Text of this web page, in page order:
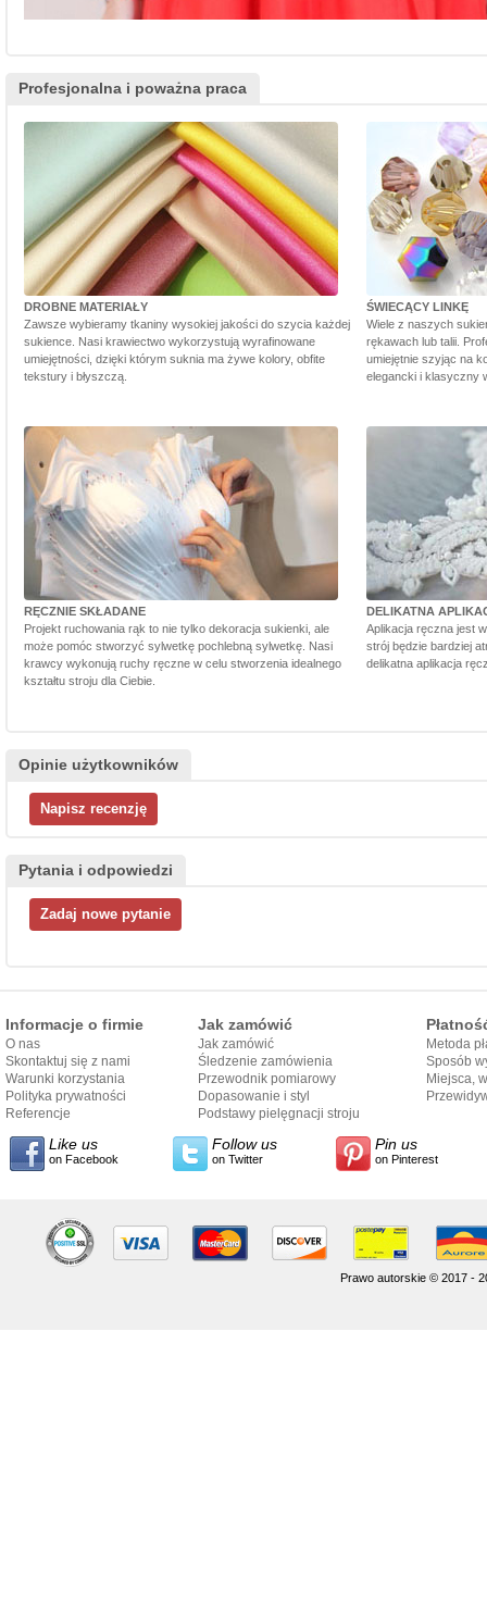
Profesjonalna i poważna praca
DROBNE MATERIAŁY
Zawsze wybieramy tkaniny wysokiej jakości do szycia każdej
sukience. Nasi krawiectwo wykorzystują wyrafinowane
umiejętności, dzięki którym suknia ma żywe kolory, obfite
tekstury i błyszczą.
ŚWIECĄCY LINKĘ
Wiele z naszych
rękawach lub talii.
umiejętnie szyjąc na
elegancki i klasyczny
RĘCZNIE SKŁADANE
Projekt ruchowania rąk to nie tylko dekoracja sukienki, ale
może pomóc stworzyć sylwetkę pochlebną sylwetkę. Nasi
krawcy wykonują ruchy ręczne w celu stworzenia idealnego
kształtu stroju dla Ciebie.
DELIKATNA
Aplikacja ręczna jest
strój będzie bardziej
delikatna aplikacja
Opinie użytkowników
Pytania i odpowiedzi
Informacje o firmie
O nas
Skontaktuj się z nami
Warunki korzystania
Polityka prywatności
Referencje
Jak zamówić
Jak zamówić
Śledzenie zamówienia
Przewodnik pomiarowy
Dopasowanie i styl
przewodnika
Podstawy pielęgnacji stroju
Metoda
Sposób
Miejsca,
Like us
on Facebook
Follow us
on Twitter
Pin us
on Pinterest
Prawo autorskie © 2017 -